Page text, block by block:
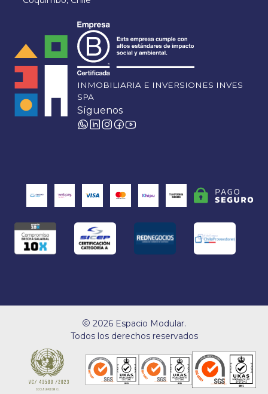
INMOBILIARIA E INVERSIONES INVES
SPA
Síguenos
2026 Espacio Modular.
Todos los derechos reservados